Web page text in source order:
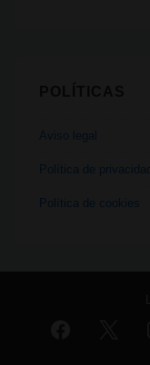
Aviso legal
Política de
Política de cookies